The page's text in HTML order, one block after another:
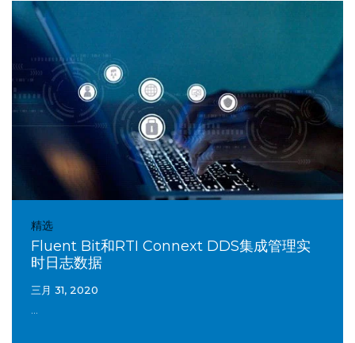
精选
Fluent Bit和RTI Connext DDS集成管理实
时日志数据
三月 31, 2020